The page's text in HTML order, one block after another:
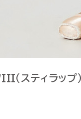
（スティラップ